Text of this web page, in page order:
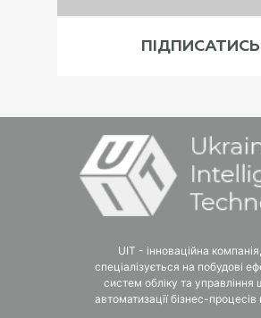
UIT - інноваційна
спеціалізується на побудові
систем обліку та управління
автоматизації бізнес-процесів